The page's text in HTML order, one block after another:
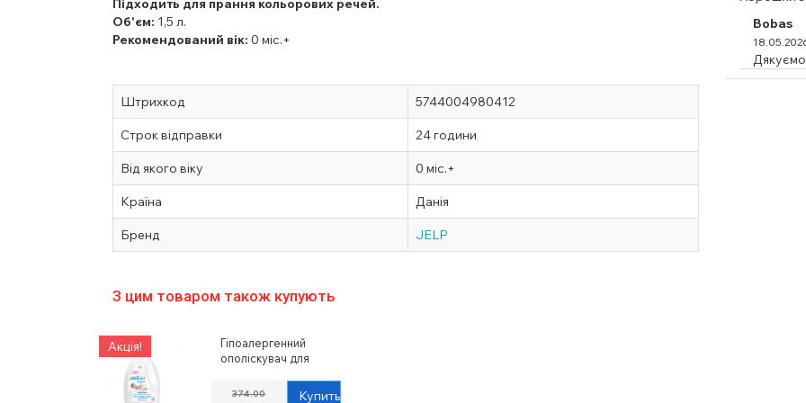
Підходить для прання кольорових речей.
Об'єм: 1,5 л.
Рекомендований вік: 0 міс.+
Штрихкод 5744004980412
Строк відправки 24 години
Від якого віку 0 міс.+
Країна Данія
Бренд JELP
Bobas
Дякуємо
З цим товаром також купують
Акція!
Гіпоалергенний
ополіскувач для
JELP
374.00 Купить